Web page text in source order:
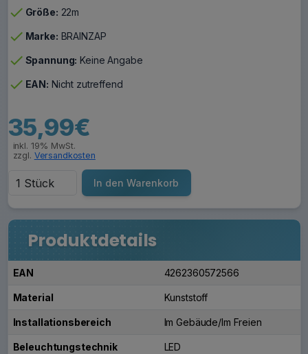
check Größe: 22m
check Marke: BRAINZAP
check Spannung: Keine Angabe
check EAN: Nicht zutreffend
35,99€
inkl. 19% MwSt.
zzgl. Versandkosten
In den Warenkorb
Produktdetails
EAN 4262360572566
Material Kunststoff
Installationsbereich Im Gebäude/Im Freien
Beleuchtungstechnik LED